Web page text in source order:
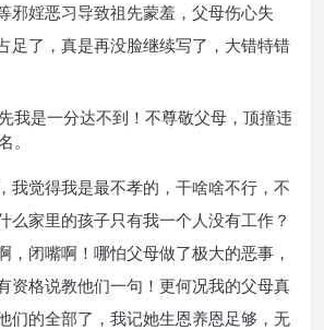
邪婬恶习导致祖先蒙羞，父母伤心失
足了，真是再没脸继续写了，大错特错
我是一分达不到！不尊敬父母，顶撞违
。
我觉得我是最不孝的，干啥啥不行，不
么家里的孩子只有我一个人没有工作？
，闭嘴啊！哪怕父母做了极大的恶事，
资格说教他们一句！更何况我的父母真
们的全部了，我记她生恩养恩足够，无